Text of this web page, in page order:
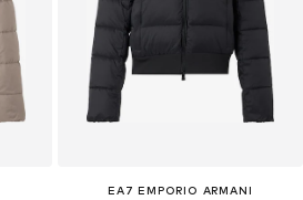
EA7 EMPORIO ARMANI